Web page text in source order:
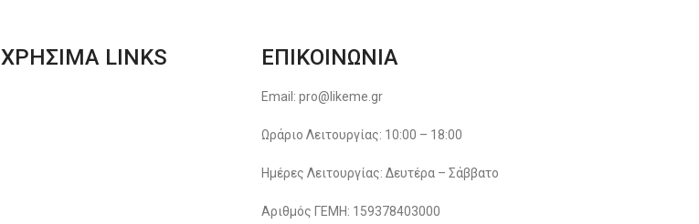
ΧΡΗΣΙΜΑ LINKS ΕΠΙΚΟΙΝΩΝΙΑ
Email: pro@likeme.gr
Ωράριο Λειτουργίας: 10:00 – 18:00
Ημέρες Λειτουργίας: Δευτέρα – Σάββατο
Αριθμός ΓΕΜΗ: 159378403000